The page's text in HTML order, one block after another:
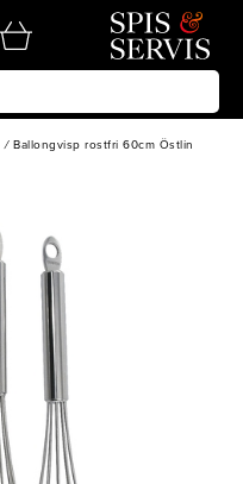
/ Ballongvisp rostfri 60cm Östlin